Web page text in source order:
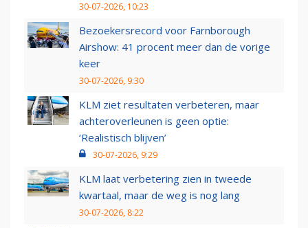
30-07-2026, 10:23
Bezoekersrecord voor Farnborough
Airshow: 41 procent meer dan de vorige
keer
30-07-2026, 9:30
KLM ziet resultaten verbeteren, maar
achteroverleunen is geen optie:
‘Realistisch blijven’
30-07-2026, 9:29
KLM laat verbetering zien in tweede
kwartaal, maar de weg is nog lang
30-07-2026, 8:22